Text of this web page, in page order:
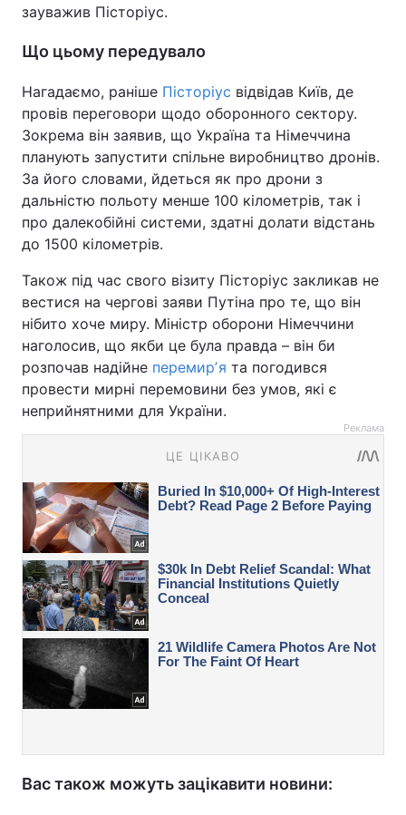
зауважив Пісторіус.
Що цьому передувало
Нагадаємо, раніше Пісторіус відвідав Київ, де
провів переговори щодо оборонного сектору.
Зокрема він заявив, що Україна та Німеччина
планують запустити спільне виробництво дронів.
За його словами, йдеться як про дрони з
дальністю польоту менше 100 кілометрів, так і
про далекобійні системи, здатні долати відстань
до 1500 кілометрів.
Також під час свого візиту Пісторіус закликав не
вестися на чергові заяви Путіна про те, що він
нібито хоче миру. Міністр оборони Німеччини
наголосив, що якби це була правда – він би
розпочав надійне перемирʼя та погодився
провести мирні перемовини без умов, які є
неприйнятними для України.
Реклама
Вас також можуть зацікавити новини: